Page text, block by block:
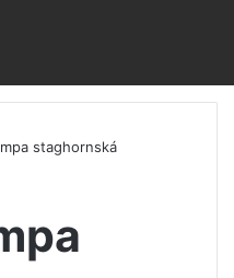
staghornská